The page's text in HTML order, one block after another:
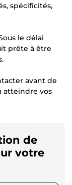
spécificités,
le délai
prête à être
avant de
atteindre vos
de
votre